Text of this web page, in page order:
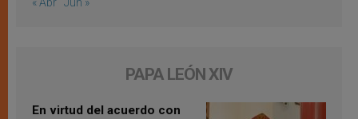
« Abr Jun »
PAPA LEÓN XIV
En virtud del acuerdo con